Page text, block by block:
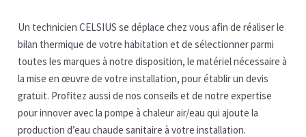
Un technicien CELSIUS se déplace chez vous afin de réaliser le
bilan thermique de votre habitation et de sélectionner parmi
toutes les marques à notre disposition, le matériel nécessaire à
la mise en œuvre de votre installation, pour établir un devis
gratuit. Profitez aussi de nos conseils et de notre expertise
pour innover avec la pompe à chaleur air/eau qui ajoute la
production d’eau chaude sanitaire à votre installation.